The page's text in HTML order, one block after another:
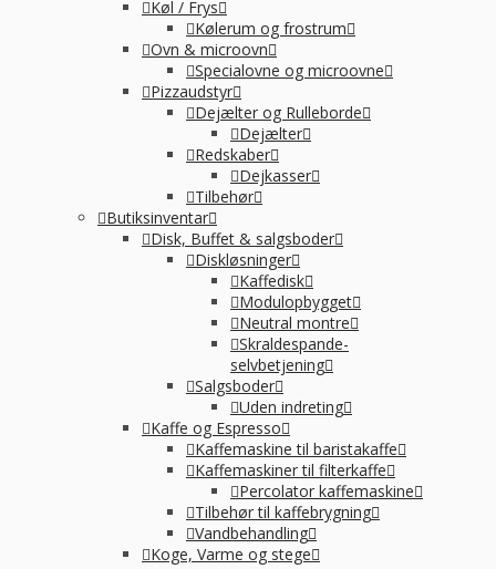
Køl / Frys
Kølerum og frostrum
Ovn & microovn
Specialovne og microovne
Pizzaudstyr
Dejælter og Rulleborde
Dejælter
Redskaber
Dejkasser
Tilbehør
Butiksinventar
Disk, Buffet & salgsboder
Diskløsninger
Kaffedisk
Modulopbygget
Neutral montre
Skraldespande-
selvbetjening
Salgsboder
Uden indreting
Kaffe og Espresso
Kaffemaskine til baristakaffe
Kaffemaskiner til filterkaffe
Percolator kaffemaskine
Tilbehør til kaffebrygning
Vandbehandling
Koge, Varme og stege